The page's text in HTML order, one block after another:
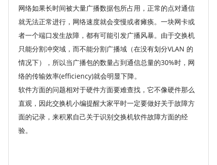
网络如果长时间被大量广播数据包所占用，正常的点对通信
就无法正常进行，网络速度就会变慢或者瘫痪。一块网卡或
者一个端口发生故障，都有可能引发广播风暴。由于交换机
只能分割冲突域，而不能分割广播域（在没有划分VLAN 的
情况下），所以当广播包的数量占到通信总量的30%时，网
络的传输效率(efficiency)就会明显下降。
软件方面的问题相对于硬件方面要难查找，它不像硬件那么
直观，因此交换机小编提醒大家平时一定要做好关于故障方
面的记录，来积累自己关于识别交换机软件故障方面的经
验。